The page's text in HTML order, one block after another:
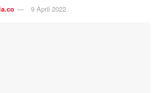
9 April 2022